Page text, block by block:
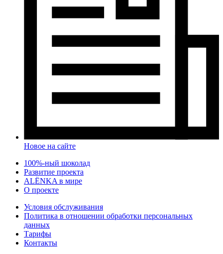
Новое на сайте
100%-ный шоколад
Развитие проекта
ALЁNKA в мире
О проекте
Условия обслуживания
Политика в отношении обработки персональных
данных
Тарифы
Контакты